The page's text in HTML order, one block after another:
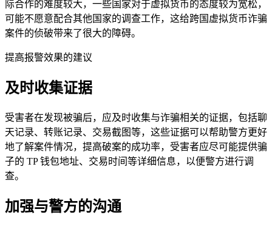
际合作的难度较大，一些国家对于虚拟货币的态度较为宽松，
可能不愿意配合其他国家的调查工作，这给跨国虚拟货币诈骗
案件的侦破带来了很大的障碍。
提高报警效果的建议
及时收集证据
受害者在发现被骗后，应及时收集与诈骗相关的证据，包括聊
天记录、转账记录、交易截图等，这些证据可以帮助警方更好
地了解案件情况，提高破案的成功率，受害者应尽可能提供骗
子的 TP 钱包地址、交易时间等详细信息，以便警方进行调
查。
加强与警方的沟通